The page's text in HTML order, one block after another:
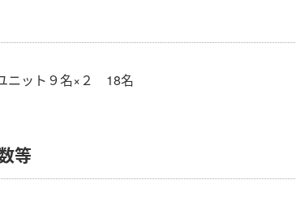
ニット９名×２ 18名
等